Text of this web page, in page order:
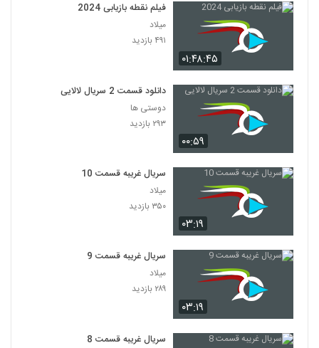
۰۱:۴۸:۴۵
فیلم نقطه بازیابی 2024
میلاد
۴۹۱ بازدید
۰۰:۵۹
دانلود قسمت 2 سریال لالایی
دوستی ها
۲۹۳ بازدید
۰۳:۱۹
سریال غریبه قسمت 10
میلاد
۳۵۰ بازدید
۰۳:۱۹
سریال غریبه قسمت 9
میلاد
۲۸۹ بازدید
سریال غریبه قسمت 8